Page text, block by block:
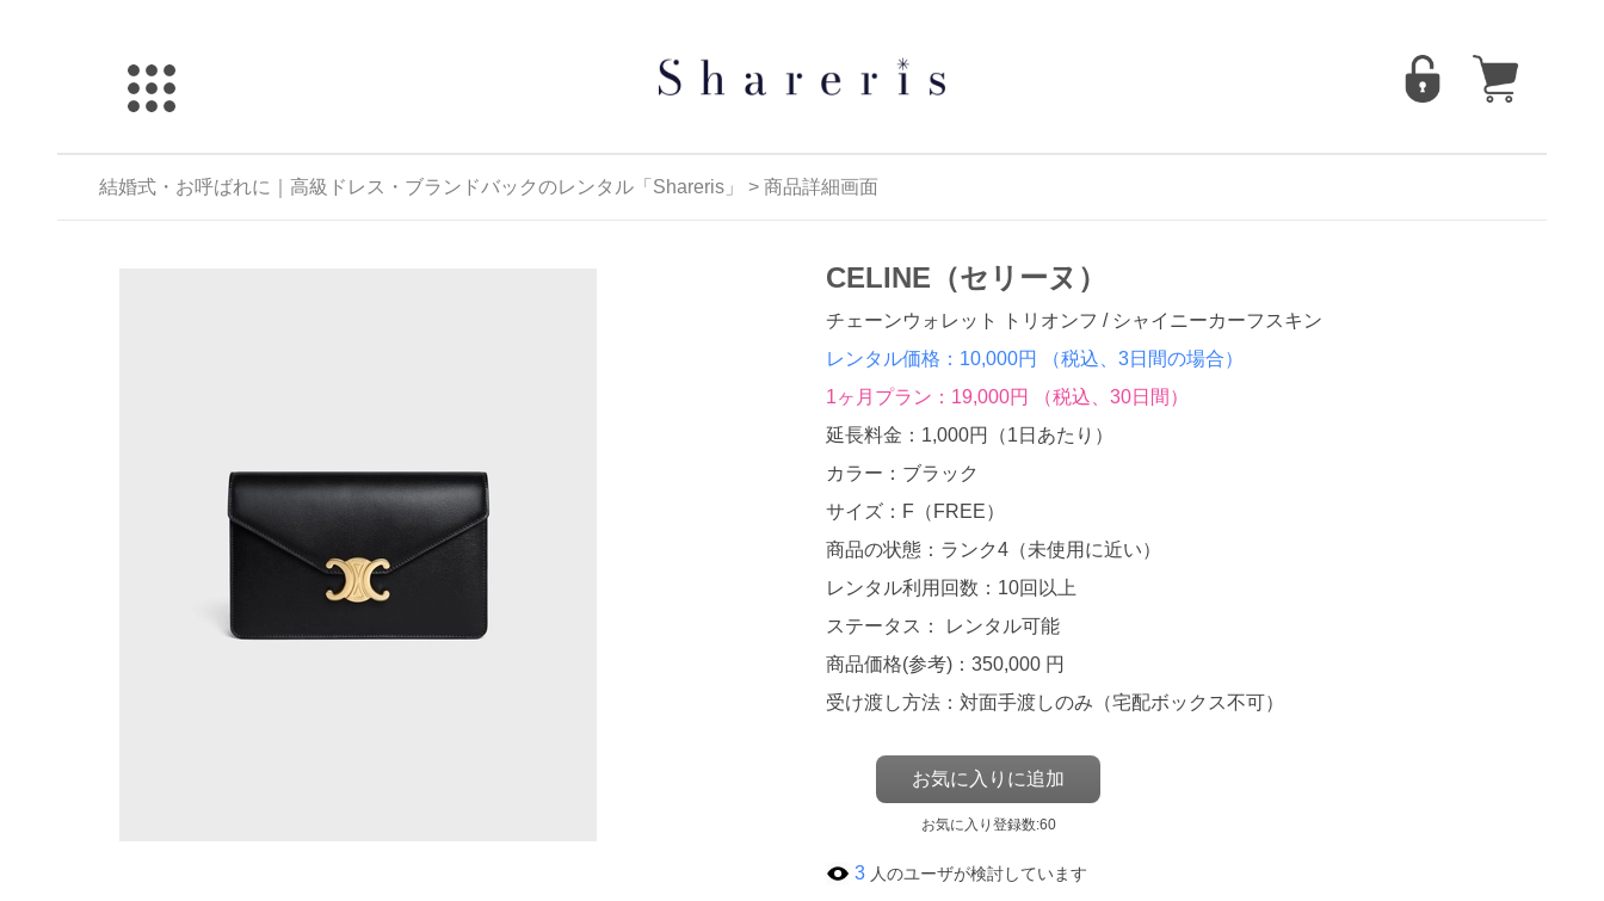
結婚式・お呼ばれに｜高級ドレス・ブランドバックのレンタル「Shareris」 > 商品詳細画面
CELINE（セリーヌ）
チェーンウォレット トリオンフ / シャイニーカーフスキン
レンタル価格：10,000円
（税込、3日間の場合）
1ヶ月プラン：19,000円
（税込、30日間）
延長料金：1,000円
（1日あたり）
カラー：ブラック
サイズ：F（FREE）
商品の状態：ランク4（未使用に近い）
レンタル利用回数：10回以上
ステータス： レンタル可能
商品価格(参考)：350,000 円
受け渡し方法：対面手渡しのみ（宅配ボックス不可）
お気に入りに追加
お気に入り登録数:60
3 人のユーザが検討しています